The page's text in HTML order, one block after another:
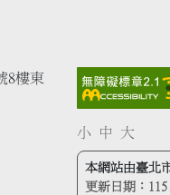
8樓東
小 中 大
本網站由臺北
更新日期：